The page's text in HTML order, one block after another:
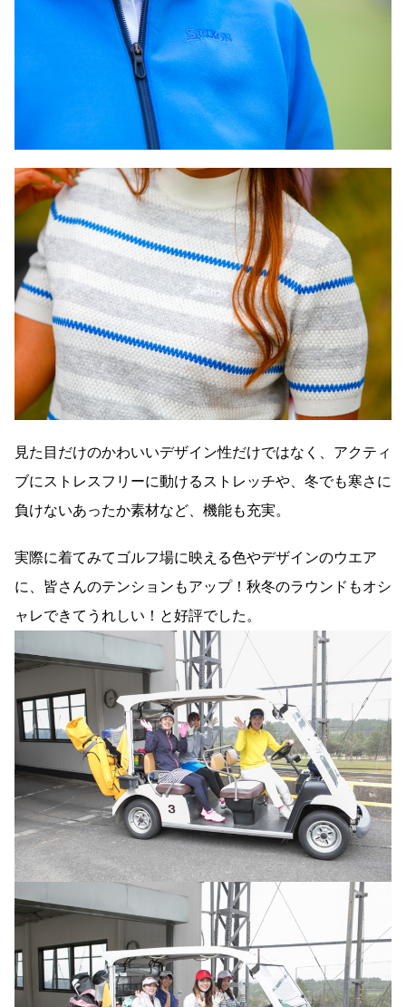
見た目だけのかわいいデザイン性だけではなく、アクティ
ブにストレスフリーに動けるストレッチや、冬でも寒さに
負けないあったか素材など、機能も充実。
実際に着てみてゴルフ場に映える色やデザインのウエア
に、皆さんのテンションもアップ！秋冬のラウンドもオシ
ャレできてうれしい！と好評でした。